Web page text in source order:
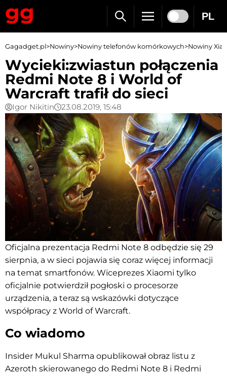
PL
Gagadget.pl>Nowiny>Nowiny telefonów komórkowych>Nowiny
Wycieki:zwiastun połączenia
Redmi Note 8 i World of
Warcraft trafił do sieci
Igor Nikitin 23.08.2019, 15:48
Oficjalna prezentacja Redmi Note 8 odbędzie się 29
sierpnia, a w sieci pojawia się coraz więcej informacji
na temat smartfonów. Wiceprezes Xiaomi tylko
oficjalnie potwierdził pogłoski o procesorze
urządzenia, a teraz są wskazówki dotyczące
współpracy z World of Warcraft.
Co wiadomo
Insider Mukul Sharma opublikował obraz listu z
Azeroth skierowanego do Redmi Note 8 i Redmi